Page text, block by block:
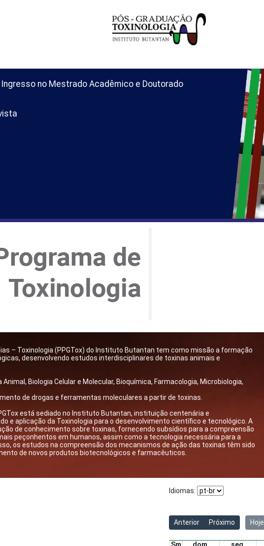
no Mestrado Acadêmico e Doutorado
– Toxinologia (PPGTox) do Instituto Butantan tem como missão a formação
desenvolvendo estudos interdisciplinares de toxinas animais e
Biologia Celular e Molecular, Bioquímica, Farmacologia, Microbiologia,
de drogas e ferramentas moleculares a partir de toxinas.
está sediado no Instituto Butantan, instituição centenária e
e aplicação da Toxinologia para o desenvolvimento científico e tecnológico. A
de conhecimento sobre toxinas, fornecendo subsídios para a compreensão
peçonhentos em humanos, assim como a tecnologia necessária para a
os estudos na compreensão dos mecanismos de ação das toxinas têm sido
de novos produtos biotecnológicos e farmacêuticos.​​​
Idiomas:
Anterior Próximo Hoje
Sm dom. seg.